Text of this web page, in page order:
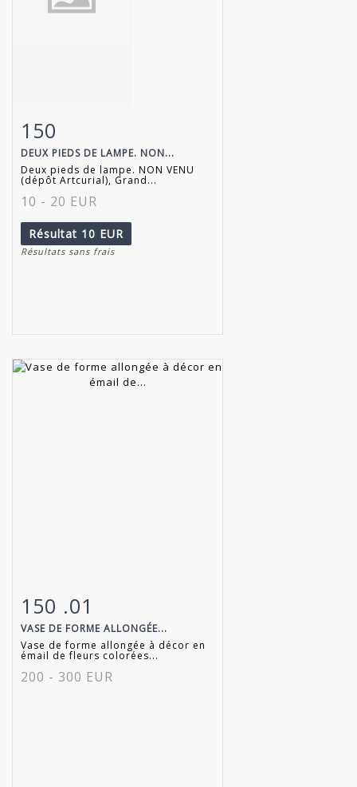
Fiche détaillée
150
DEUX PIEDS DE LAMPE. NON...
Deux pieds de lampe. NON VENU
(dépôt Artcurial), Grand...
10 - 20 EUR
Résultat 10 EUR
Résultats sans frais
Fiche détaillée
150 .01
VASE DE FORME ALLONGÉE...
Vase de forme allongée à décor en
émail de fleurs colorées...
200 - 300 EUR